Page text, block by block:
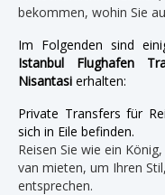
bekommen, wohin Sie
Im Folgenden sind
Istanbul Flughafen
Nisantasi erhalten:
Private Transfers für
sich in Eile befinden.
Reisen Sie wie ein
van mieten, um Ihren
entsprechen.